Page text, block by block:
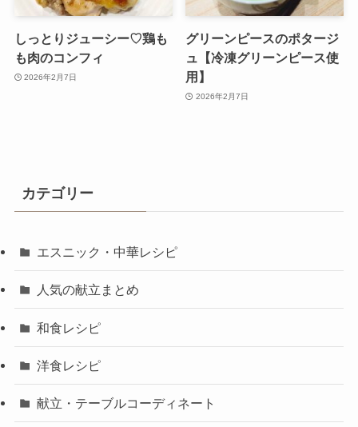
しっとりジューシー♡鶏も
も肉のコンフィ
2026年2月7日
グリーンピースのポタージ
ュ【冷凍グリーンピース使
用】
2026年2月7日
カテゴリー
エスニック・中華レシピ
人気の献立まとめ
和食レシピ
洋食レシピ
献立・テーブルコーディネート